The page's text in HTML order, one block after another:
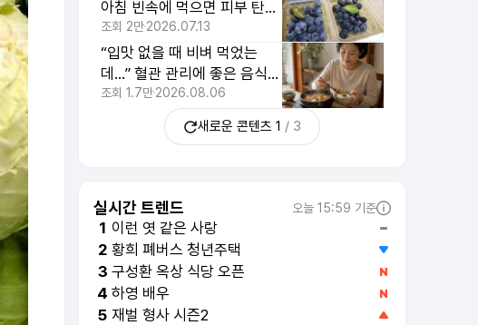
아침 빈속에 먹으면 피부 탄력
되찾는 이 열매
조회 2만2026.07.13
“입맛 없을 때 비벼 먹었는
데…” 혈관 관리에 좋은 음식인
줄은 생각도 못 했습니다
조회 1.7만2026.08.06
새로운 콘텐츠 1 / 3
실시간 트렌드 오늘 15:59 기준
1 이런 엿 같은 사랑
2 황희 폐버스 청년주택
3 구성환 옥상 식당 오픈
4 하영 배우
5 재벌 형사 시즌2